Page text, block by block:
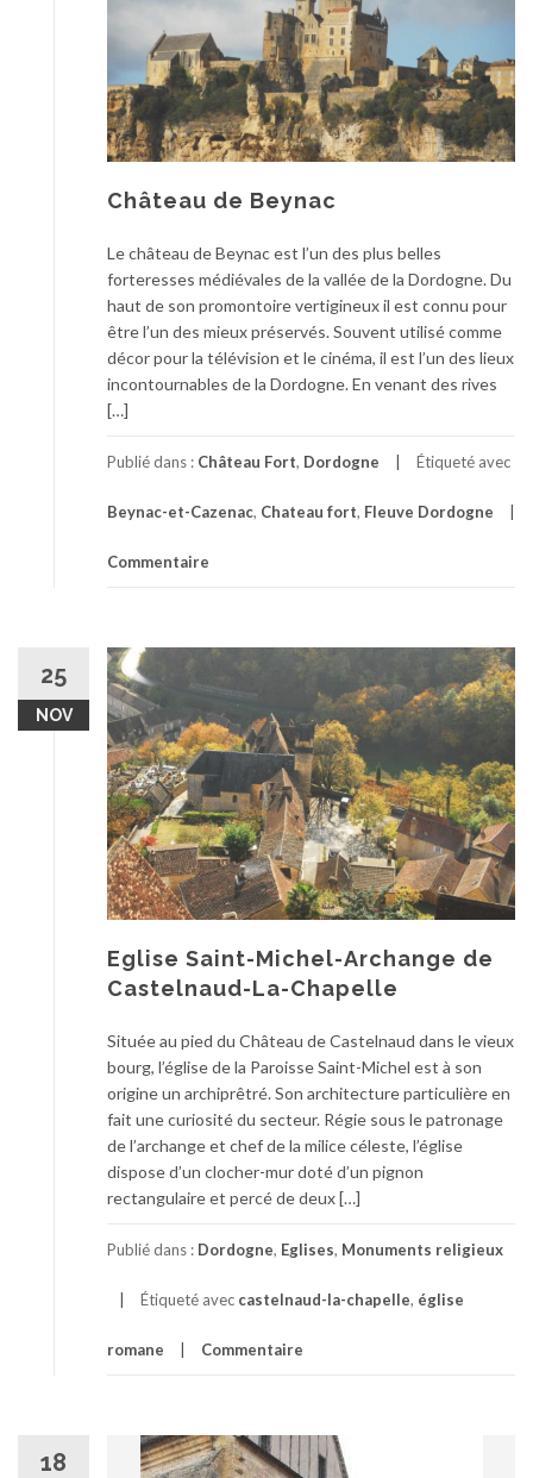
Château de Beynac
Le château de Beynac est l’un des plus belles
forteresses médiévales de la vallée de la Dordogne. Du
haut de son promontoire vertigineux il est connu pour
être l’un des mieux préservés. Souvent utilisé comme
décor pour la télévision et le cinéma, il est l’un des lieux
incontournables de la Dordogne. En venant des rives
[…]
Publié dans : Château Fort, Dordogne Étiqueté avec
Beynac-et-Cazenac, Chateau fort, Fleuve Dordogne
Commentaire
25
NOV
Eglise Saint-Michel-Archange de
Castelnaud-La-Chapelle
Située au pied du Château de Castelnaud dans le vieux
bourg, l’église de la Paroisse Saint-Michel est à son
origine un archiprêtré. Son architecture particulière en
fait une curiosité du secteur. Régie sous le patronage
de l’archange et chef de la milice céleste, l’église
dispose d’un clocher-mur doté d’un pignon
rectangulaire et percé de deux […]
Publié dans : Dordogne, Eglises, Monuments religieux
Étiqueté avec castelnaud-la-chapelle, église
romane Commentaire
18